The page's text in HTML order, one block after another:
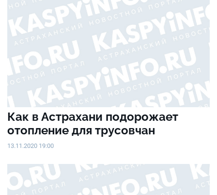
Как в Астрахани подорожает
отопление для трусовчан
13.11.2020 19:00